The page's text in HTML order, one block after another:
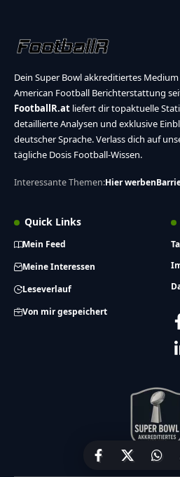
Dein Super Bowl akkreditiertes
American Football Berichterstattung
FootballR.at liefert dir topaktuelle
detaillierte Analysen und exklusive
deutscher Sprache. Verlass dich auf
tägliche Dosis Football-Wissen.
Interessante Themen:Hier werben
Quick Links
Mein Feed
Meine Interessen
Leseverlauf
Von mir gespeichert